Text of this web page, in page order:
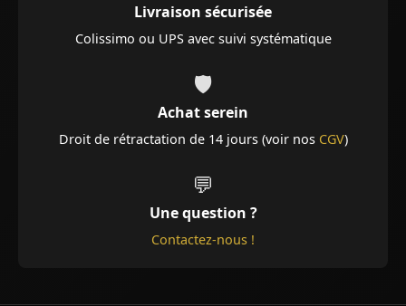
Livraison sécurisée
Colissimo ou UPS avec suivi systématique
🛡️
Achat serein
Droit de rétractation de 14 jours (voir nos CGV)
💬
Une question ?
Contactez-nous !